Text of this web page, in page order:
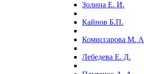
Золина Е. И.
Кайнов Б.П.
Комиссарова М.
Лебедева Е. Д.